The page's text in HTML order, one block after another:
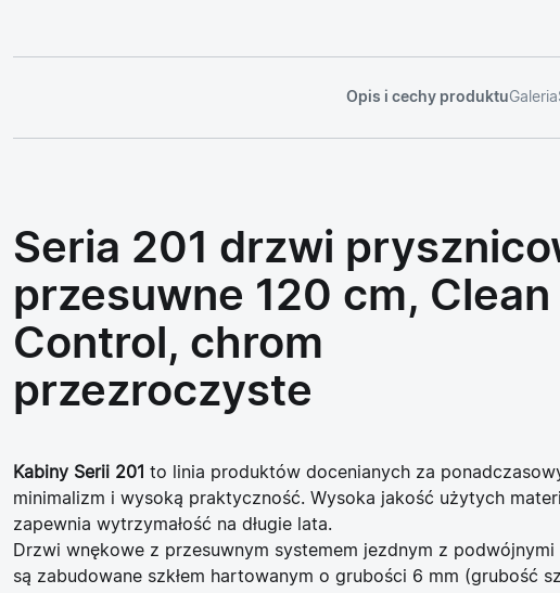
Opis i cechy produktuGaleria
Seria 201 drzwi
przesuwne 120 cm, Clean
Control, chrom
przezroczyste
Kabiny Serii 201 to linia produktów docenianych za
minimalizm i wysoką praktyczność. Wysoka jakość użytych
zapewnia wytrzymałość na długie lata.
Drzwi wnękowe z przesuwnym systemem jezdnym z podwójnymi
są zabudowane szkłem hartowanym o grubości 6 mm (grubość